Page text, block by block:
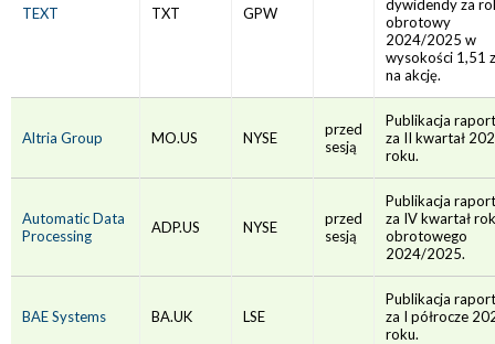
TEXT TXT GPW
dywidendy za
obrotowy
2024/2025 w
wysokości 1,51
na akcję.
Altria Group MO.US NYSE
przed
sesją
Publikacja
za II kwartał
roku.
Automatic Data
Processing
ADP.US NYSE
przed
sesją
Publikacja
za IV kwartał
obrotowego
2024/2025.
BAE Systems BA.UK LSE
Publikacja
za I półrocze
roku.